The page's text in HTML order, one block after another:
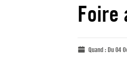
Foire
Quand :Du 04